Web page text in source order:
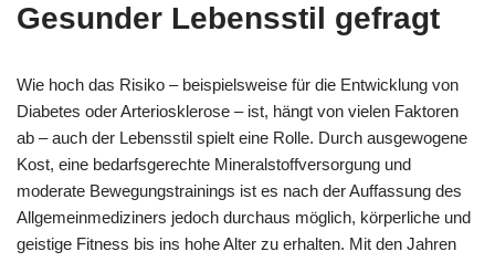
Gesunder Lebensstil gefragt
Wie hoch das Risiko – beispielsweise für die Entwicklung von
Diabetes oder Arteriosklerose – ist, hängt von vielen Faktoren
ab – auch der Lebensstil spielt eine Rolle. Durch ausgewogene
Kost, eine bedarfsgerechte Mineralstoffversorgung und
moderate Bewegungstrainings ist es nach der Auffassung des
Allgemeinmediziners jedoch durchaus möglich, körperliche und
geistige Fitness bis ins hohe Alter zu erhalten. Mit den Jahren